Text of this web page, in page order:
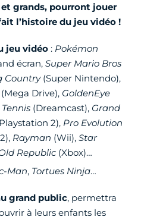
grands, pourront jouer
l’histoire du jeu vidéo !
jeu vidéo : Pokémon
écran, Super Mario Bros
Country(Super Nintendo),
(Mega Drive), GoldenEye
(Dreamcast), Grand
2), Pro Evolution
Rayman (Wii), Star
Republic(Xbox)…
Man, Tortues Ninja…
grand public, permettra
à leurs enfants les